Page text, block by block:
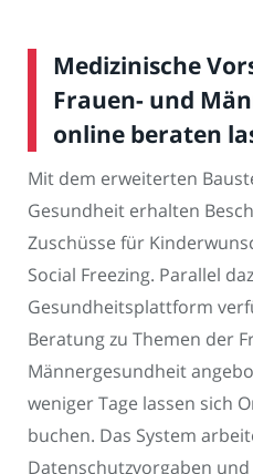
Medizinische
Frauen- und
online beraten
Mit dem erweiterten
Gesundheit erhalten
Zuschüsse für
Social Freezing. Parallel
Gesundheitsplattform
Beratung zu Themen der
Männergesundheit
weniger Tage lassen sich
buchen. Das System
Datenschutzvorgaben